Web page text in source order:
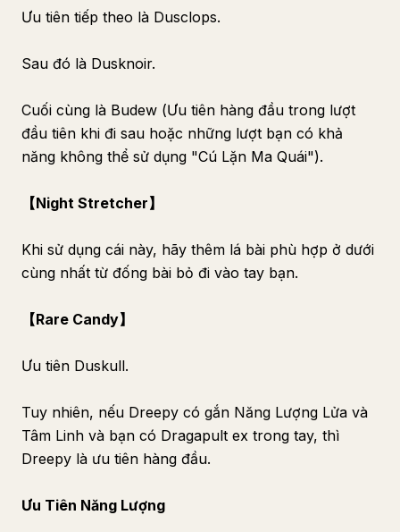
Ưu tiên tiếp theo là Dusclops.
Sau đó là Dusknoir.
Cuối cùng là Budew (Ưu tiên hàng đầu trong lượt
đầu tiên khi đi sau hoặc những lượt bạn có khả
năng không thể sử dụng "Cú Lặn Ma Quái").
【Night Stretcher】
Khi sử dụng cái này, hãy thêm lá bài phù hợp ở dưới
cùng nhất từ đống bài bỏ đi vào tay bạn.
【Rare Candy】
Ưu tiên Duskull.
Tuy nhiên, nếu Dreepy có gắn Năng Lượng Lửa và
Tâm Linh và bạn có Dragapult ex trong tay, thì
Dreepy là ưu tiên hàng đầu.
Ưu Tiên Năng Lượng